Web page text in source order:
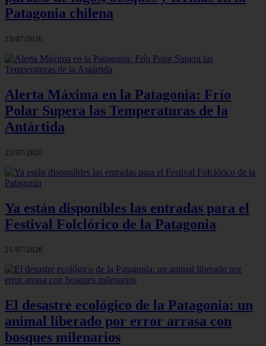
Patagonia chilena
23/07/2026
Alerta Máxima en la Patagonia: Frío
Polar Supera las Temperaturas de la
Antártida
23/07/2026
Ya están disponibles las entradas para el
Festival Folclórico de la Patagonia
21/07/2026
El desastre ecológico de la Patagonia: un
animal liberado por error arrasa con
bosques milenarios